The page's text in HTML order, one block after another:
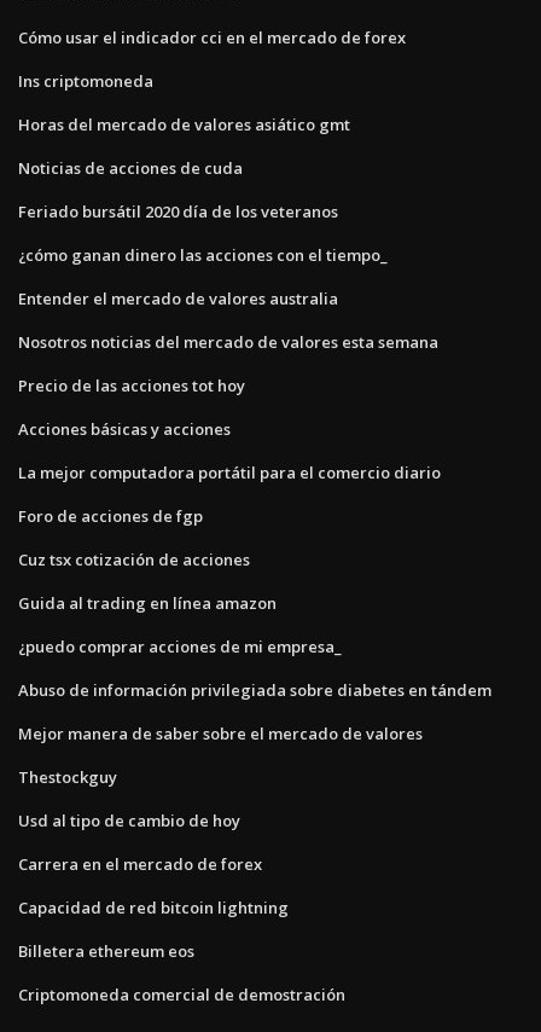
Cómo usar el indicador cci en el mercado de forex
Ins criptomoneda
Horas del mercado de valores asiático gmt
Noticias de acciones de cuda
Feriado bursátil 2020 día de los veteranos
¿cómo ganan dinero las acciones con el tiempo_
Entender el mercado de valores australia
Nosotros noticias del mercado de valores esta semana
Precio de las acciones tot hoy
Acciones básicas y acciones
La mejor computadora portátil para el comercio diario
Foro de acciones de fgp
Cuz tsx cotización de acciones
Guida al trading en línea amazon
¿puedo comprar acciones de mi empresa_
Abuso de información privilegiada sobre diabetes en tándem
Mejor manera de saber sobre el mercado de valores
Thestockguy
Usd al tipo de cambio de hoy
Carrera en el mercado de forex
Capacidad de red bitcoin lightning
Billetera ethereum eos
Criptomoneda comercial de demostración